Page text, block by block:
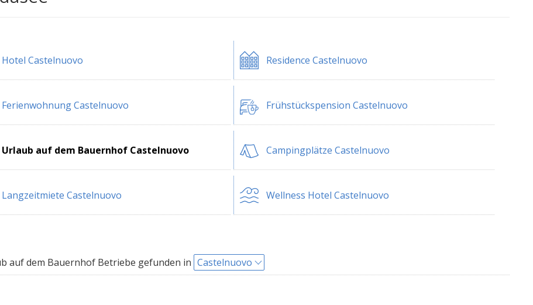
Hotel Castelnuovo Residence Castelnuovo
Ferienwohnung Castelnuovo Frühstückspension Castelnuovo
Urlaub auf dem Bauernhof Castelnuovo Campingplätze Castelnuovo
Langzeitmiete Castelnuovo Wellness Hotel Castelnuovo
auf dem Bauernhof Betriebe gefunden in Castelnuovo